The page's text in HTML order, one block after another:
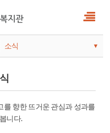
소식 ▼
서비스
참여
를 향한 뜨거운 관심과 성과를
니다.